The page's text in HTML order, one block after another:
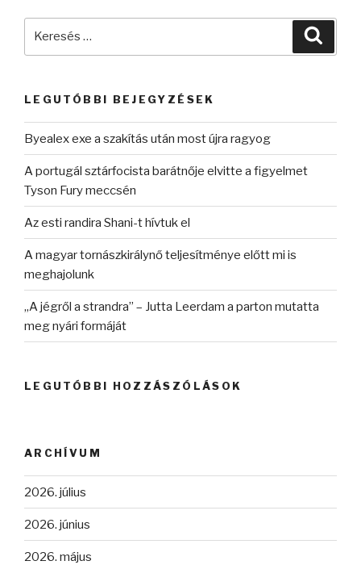
LEGUTÓBBI BEJEGYZÉSEK
Byealex exe a szakítás után most újra ragyog
A portugál sztárfocista barátnője elvitte a figyelmet
Tyson Fury meccsén
Az esti randira Shani-t hívtuk el
A magyar tornászkirálynő teljesítménye előtt mi is
meghajolunk
„A jégről a strandra” – Jutta Leerdam a parton mutatta
meg nyári formáját
LEGUTÓBBI HOZZÁSZÓLÁSOK
ARCHÍVUM
2026. július
2026. június
2026. május